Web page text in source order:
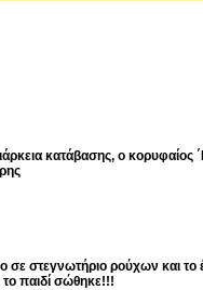
κατάβασης, ο κορυφαίος
σε στεγνωτήριο ρούχων και το
το παιδί σώθηκε!!!